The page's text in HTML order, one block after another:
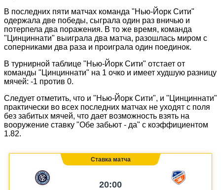
В последних пяти матчах команда "Нью-Йорк Сити"
одержала две победы, сыграла один раз вничью и
потерпела два поражения. В то же время, команда
"Цинциннати" выиграла два матча, разошлась миром с
соперниками два раза и проиграла один поединок.
В турнирной таблице "Нью-Йорк Сити" отстает от
команды "Цинциннати" на 1 очко и имеет худшую разницу
мячей: -1 против 0.
Следует отметить, что и "Нью-Йорк Сити", и "Цинциннати"
практически во всех последних матчах не уходят с поля
без забитых мячей, что дает возможность взять на
вооружение ставку "Обе забьют - да" с коэффициентом
1.82.
Ставка матча
20:00